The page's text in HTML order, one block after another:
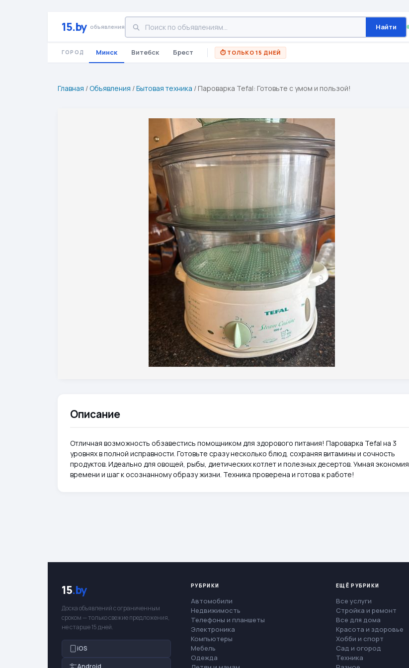
15.by объявления Найти
ГОРОД Минск Витебск Брест ⏱ ТОЛЬКО 15 ДНЕЙ
Главная /Объявления /Бытовая техника / Пароварка Tefal: Готовьте с умом и пользой!
Описание
Отличная возможность обзавестись помощником для здорового питания! Пароварка Tefal на 3
уровнях в полной исправности. Готовьте сразу несколько блюд, сохраняя витамины и сочность
продуктов. Идеально для овощей, рыбы, диетических котлет и полезных десертов. Умная экономия
времени и шаг к осознанному образу жизни. Техника проверена и готова к работе!
15.by
Доска объявлений с ограниченным
сроком — только свежие предложения,
не старше 15 дней.
iOS
Android
РУБРИКИ
Автомобили
Недвижимость
Телефоны и планшеты
Электроника
Компьютеры
Мебель
Одежда
ЕЩЁ РУБРИКИ
Все услуги
Стройка и ремонт
Все для дома
Красота и здоровье
Хобби и спорт
Сад и огород
Техника